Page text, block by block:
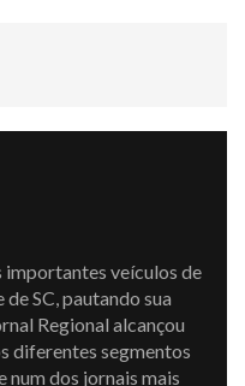
importantes veículos de
SC, pautando sua
Regional alcançou
diferentes segmentos
num dos jornais mais